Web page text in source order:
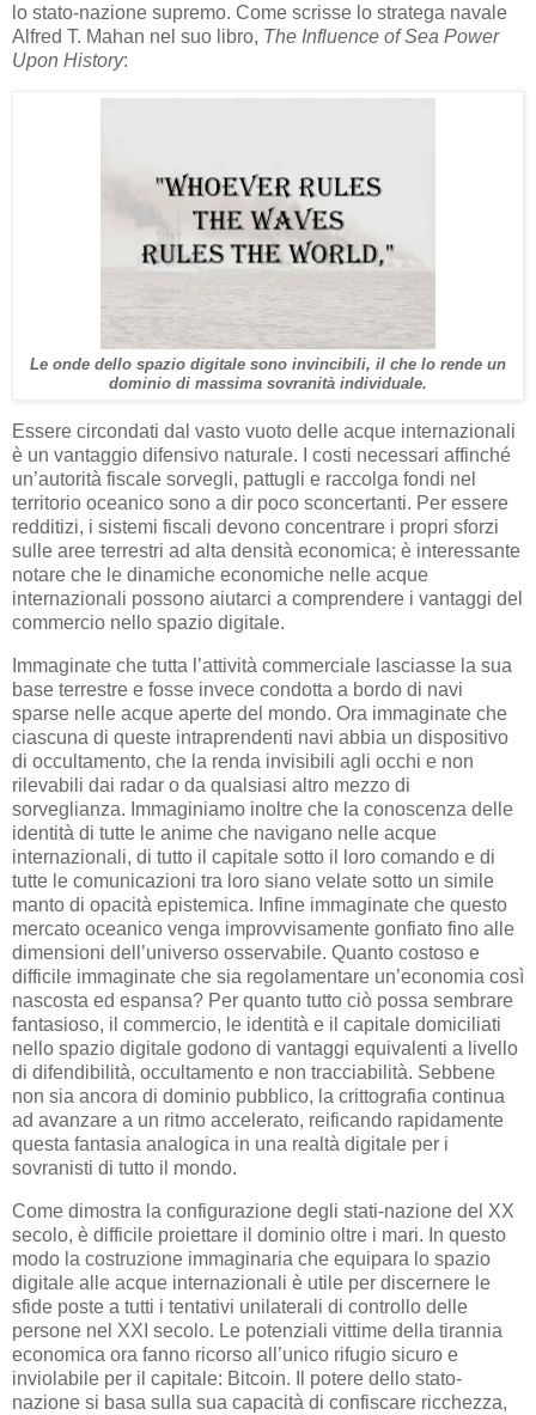
lo stato-nazione supremo. Come scrisse lo stratega navale
Alfred T. Mahan nel suo libro, The Influence of Sea Power
Upon History:
Le onde dello spazio digitale sono invincibili, il che lo rende un
dominio di massima sovranità individuale.
Essere circondati dal vasto vuoto delle acque internazionali
è un vantaggio difensivo naturale. I costi necessari affinché
un’autorità fiscale sorvegli, pattugli e raccolga fondi nel
territorio oceanico sono a dir poco sconcertanti. Per essere
redditizi, i sistemi fiscali devono concentrare i propri sforzi
sulle aree terrestri ad alta densità economica; è interessante
notare che le dinamiche economiche nelle acque
internazionali possono aiutarci a comprendere i vantaggi del
commercio nello spazio digitale.
Immaginate che tutta l’attività commerciale lasciasse la sua
base terrestre e fosse invece condotta a bordo di navi
sparse nelle acque aperte del mondo. Ora immaginate che
ciascuna di queste intraprendenti navi abbia un dispositivo
di occultamento, che la renda invisibili agli occhi e non
rilevabili dai radar o da qualsiasi altro mezzo di
sorveglianza. Immaginiamo inoltre che la conoscenza delle
identità di tutte le anime che navigano nelle acque
internazionali, di tutto il capitale sotto il loro comando e di
tutte le comunicazioni tra loro siano velate sotto un simile
manto di opacità epistemica. Infine immaginate che questo
mercato oceanico venga improvvisamente gonfiato fino alle
dimensioni dell’universo osservabile. Quanto costoso e
difficile immaginate che sia regolamentare un’economia così
nascosta ed espansa? Per quanto tutto ciò possa sembrare
fantasioso, il commercio, le identità e il capitale domiciliati
nello spazio digitale godono di vantaggi equivalenti a livello
di difendibilità, occultamento e non tracciabilità. Sebbene
non sia ancora di dominio pubblico, la crittografia continua
ad avanzare a un ritmo accelerato, reificando rapidamente
questa fantasia analogica in una realtà digitale per i
sovranisti di tutto il mondo.
Come dimostra la configurazione degli stati-nazione del XX
secolo, è difficile proiettare il dominio oltre i mari. In questo
modo la costruzione immaginaria che equipara lo spazio
digitale alle acque internazionali è utile per discernere le
sfide poste a tutti i tentativi unilaterali di controllo delle
persone nel XXI secolo. Le potenziali vittime della tirannia
economica ora fanno ricorso all’unico rifugio sicuro e
inviolabile per il capitale: Bitcoin. Il potere dello stato-
nazione si basa sulla sua capacità di confiscare ricchezza,